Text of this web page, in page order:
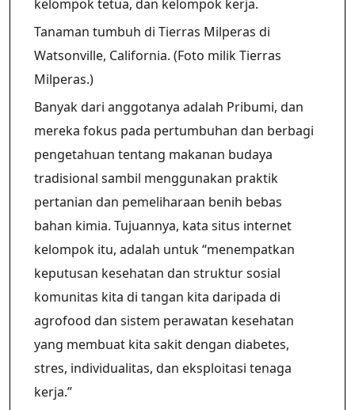
kelompok tetua, dan kelompok kerja.
Tanaman tumbuh di Tierras Milperas di
Watsonville, California. (Foto milik Tierras
Milperas.)
Banyak dari anggotanya adalah Pribumi, dan
mereka fokus pada pertumbuhan dan berbagi
pengetahuan tentang makanan budaya
tradisional sambil menggunakan praktik
pertanian dan pemeliharaan benih bebas
bahan kimia. Tujuannya, kata situs internet
kelompok itu, adalah untuk “menempatkan
keputusan kesehatan dan struktur sosial
komunitas kita di tangan kita daripada di
agrofood dan sistem perawatan kesehatan
yang membuat kita sakit dengan diabetes,
stres, individualitas, dan eksploitasi tenaga
kerja.”